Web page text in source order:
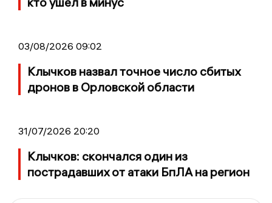
03/08/2026 09:02
Клычков назвал точное число сбитых
дронов в Орловской области
31/07/2026 20:20
Клычков: скончался один из
пострадавших от атаки БпЛА на регион